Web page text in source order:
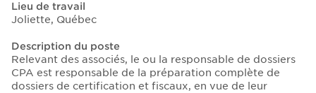
Lieu de travail
Joliette, Québec
Description du poste
Relevant des associés, le ou la responsable de dossiers
CPA est responsable de la préparation complète de
dossiers de certification et fiscaux, en vue de leur